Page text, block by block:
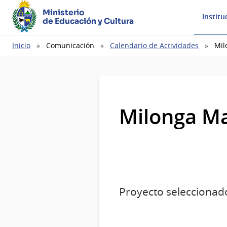
Ministerio
de Educación y Cultura
Ruta
Inicio Comunicación Calendario de Actividades
Milonga
Proyecto